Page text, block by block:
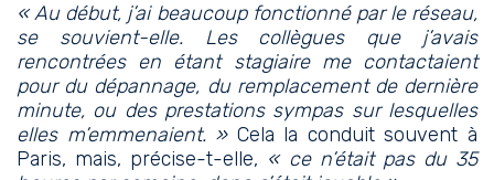
« Au début, j’ai beaucoup fonctionné par le réseau,
se souvient-elle. Les collègues que j’avais
rencontrées en étant stagiaire me contactaient
pour du dépannage, du remplacement de dernière
minute, ou des prestations sympas sur lesquelles
elles m’emmenaient. »Cela la conduit souvent à
Paris, mais, précise-t-elle, « ce n’était pas du 35